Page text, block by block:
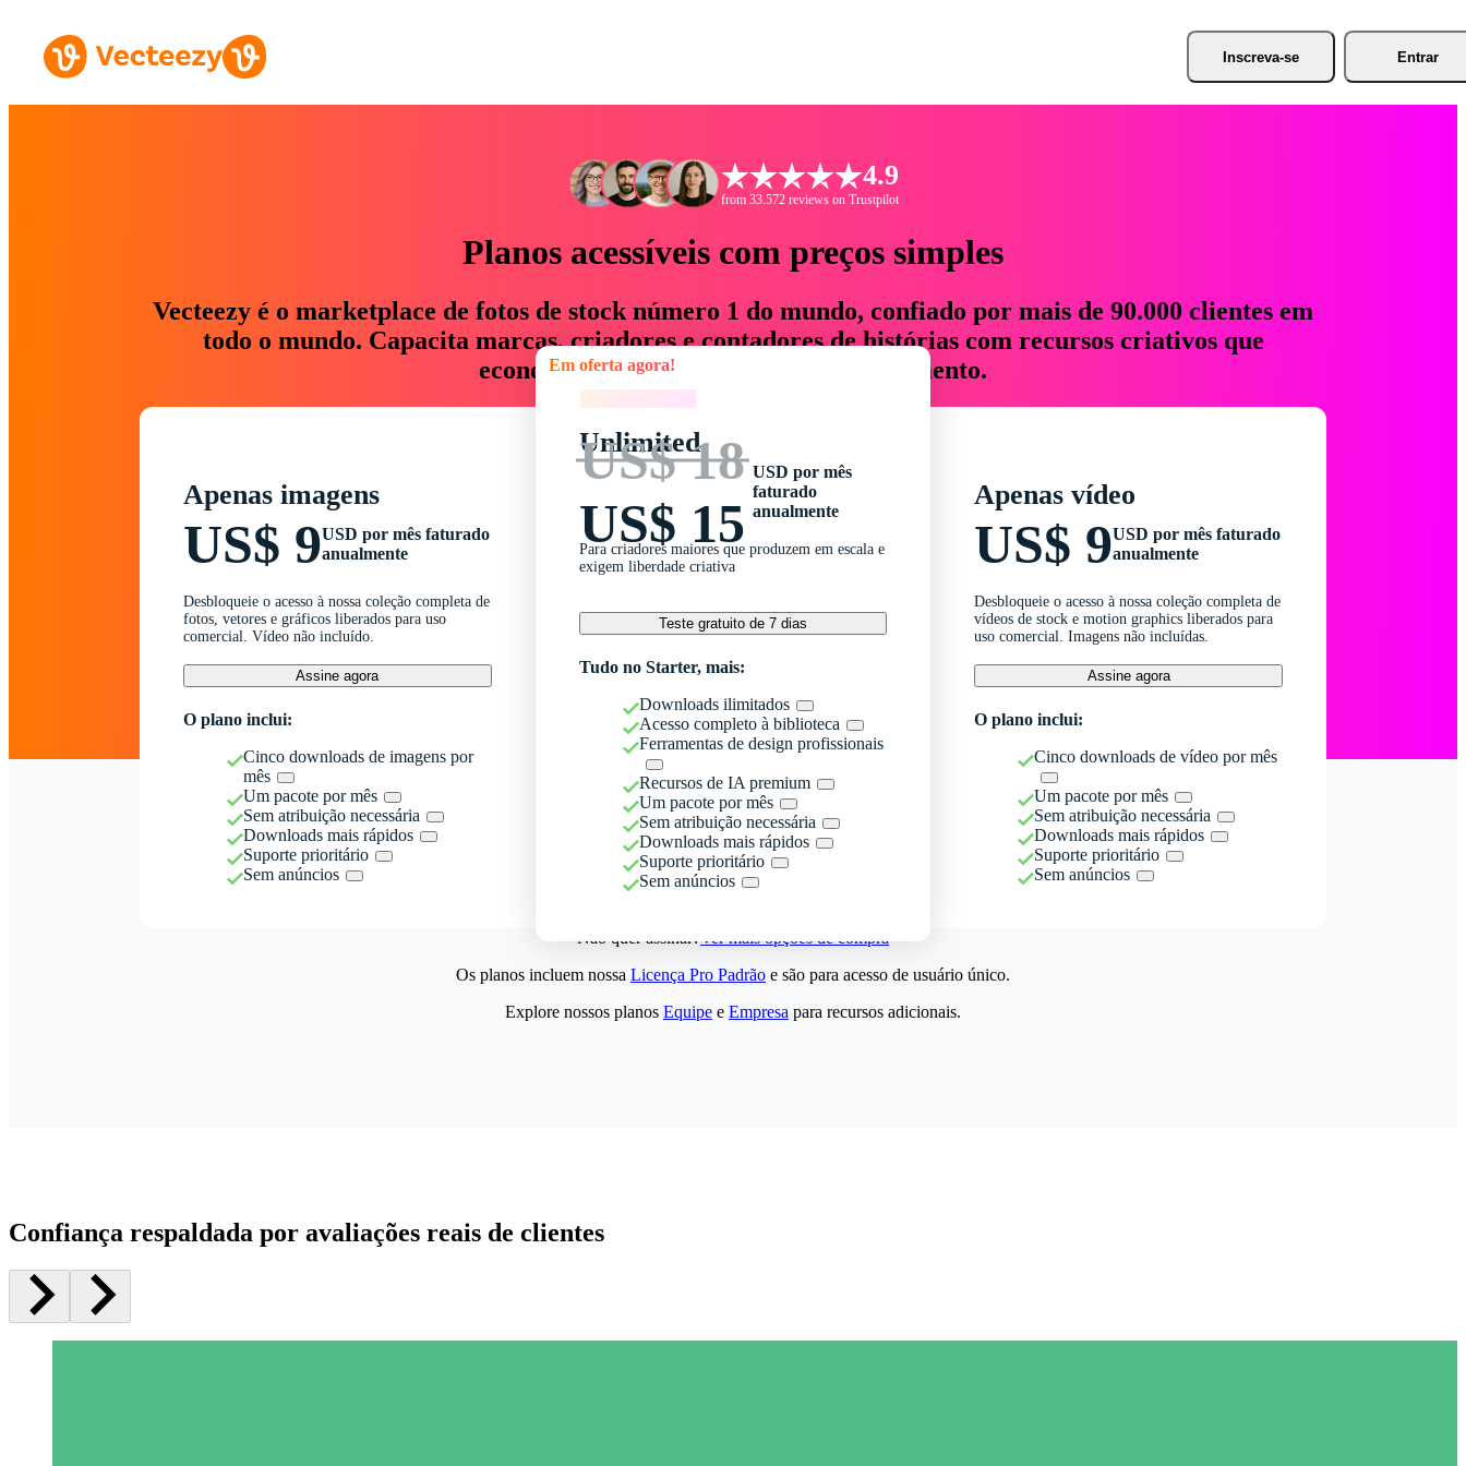
Inscreva-se Entrar
4.9
from 33.572 reviews on Trustpilot
Planos acessíveis com preços simples
Vecteezy é o marketplace de fotos de stock número 1 do mundo, confiado por mais de 90.000 clientes em
todo o mundo. Capacita marcas, criadores e contadores de histórias com recursos criativos que
economizam até 76% em tempo e orçamento.
Apenas imagens
US$ 9USD por mês faturado
anualmente
Desbloqueie o acesso à nossa coleção completa de
fotos, vetores e gráficos liberados para uso
comercial. Vídeo não incluído.
Assine agora
O plano inclui:
Cinco downloads de imagens por
mês
Um pacote por mês
Sem atribuição necessária
Downloads mais rápidos
Suporte prioritário
Sem anúncios
Em oferta agora!
Unlimited
US$ 18
US$ 15
USD por mês
faturado
anualmente
Para criadores maiores que produzem em escala e
exigem liberdade criativa
Teste gratuito de 7 dias
Tudo no Starter, mais:
Downloads ilimitados
Acesso completo à biblioteca
Ferramentas de design profissionais
Recursos de IA premium
Um pacote por mês
Sem atribuição necessária
Downloads mais rápidos
Suporte prioritário
Sem anúncios
Apenas vídeo
US$ 9USD por mês faturado
anualmente
Desbloqueie o acesso à nossa coleção completa de
vídeos de stock e motion graphics liberados para
uso comercial. Imagens não incluídas.
Assine agora
O plano inclui:
Cinco downloads de vídeo por mês
Um pacote por mês
Sem atribuição necessária
Downloads mais rápidos
Suporte prioritário
Sem anúncios
Não quer assinar?Ver mais opções de compra
Os planos incluem nossa Licença Pro Padrão e são para acesso de usuário único.
Explore nossos planos Equipe e Empresa para recursos adicionais.
Confiança respaldada por avaliações reais de clientes